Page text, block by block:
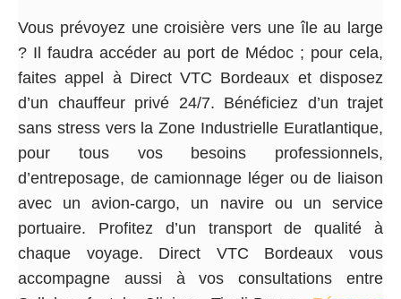
Vous prévoyez une croisière vers une île au large
? Il faudra accéder au port de Médoc ; pour cela,
faites appel à Direct VTC Bordeaux et disposez
d’un chauffeur privé 24/7. Bénéficiez d’un trajet
sans stress vers la Zone Industrielle Euratlantique,
pour tous vos besoins professionnels,
d’entreposage, de camionnage léger ou de liaison
avec un avion-cargo, un navire ou un service
portuaire. Profitez d’un transport de qualité à
chaque voyage. Direct VTC Bordeaux vous
accompagne aussi à vos consultations entre